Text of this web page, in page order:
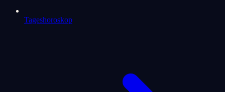
Tageshoroskop